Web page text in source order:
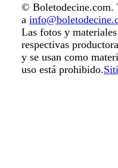
© Boletodecine.com.
a
Las fotos y
respectivas
y se usan como
uso está prohibido.